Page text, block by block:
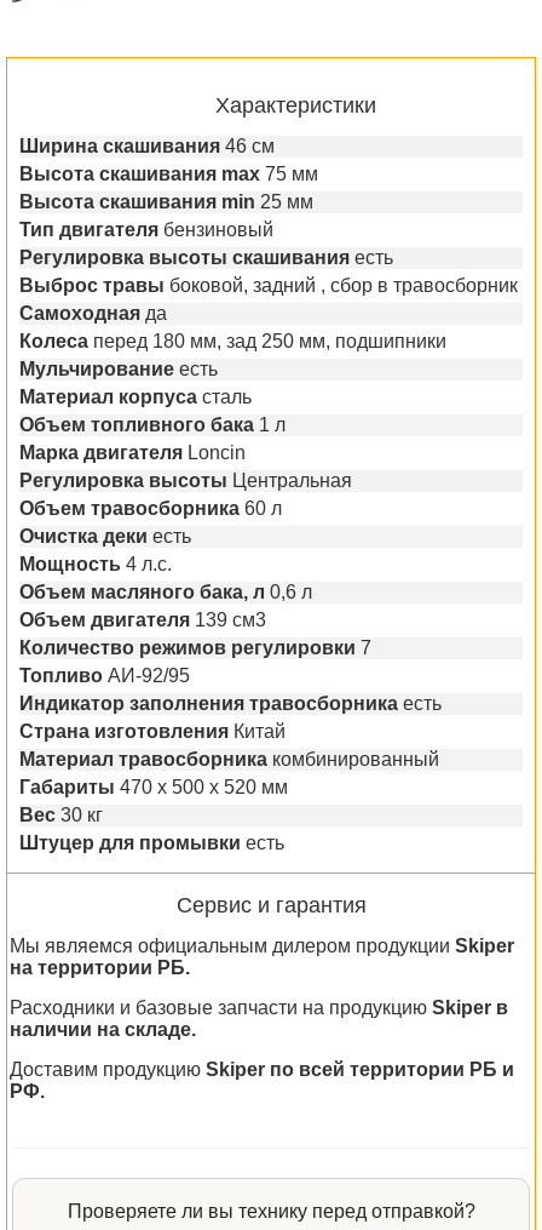
Характеристики
Ширина скашивания 46 см
Высота скашивания max 75 мм
Высота скашивания min 25 мм
Тип двигателя бензиновый
Регулировка высоты скашивания есть
Выброс травы боковой, задний , сбор в травосборник
Самоходная да
Колеса перед 180 мм, зад 250 мм, подшипники
Мульчирование есть
Материал корпуса сталь
Объем топливного бака 1 л
Марка двигателя Loncin
Регулировка высоты Центральная
Объем травосборника 60 л
Очистка деки есть
Мощность 4 л.с.
Объем масляного бака, л 0,6 л
Объем двигателя 139 см3
Количество режимов регулировки 7
Топливо АИ-92/95
Индикатоp запoлнения травoсборника есть
Страна изготовления Китай
Материал травосборника комбинированный
Габариты 470 x 500 x 520 мм
Вес 30 кг
Штуцер для промывки есть
Сервис и гарантия
Мы являемся официальным дилером продукции Skiper
на территории РБ.
Расходники и базовые запчасти на продукцию Skiper в
наличии на складе.
Доставим продукцию Skiper по всей территории РБ и
РФ.
Проверяете ли вы технику перед отправкой?